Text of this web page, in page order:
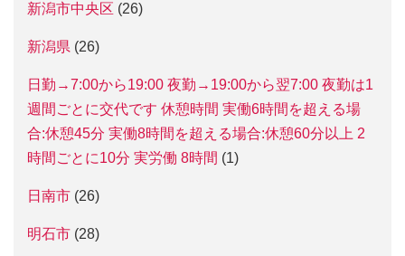
新潟市中央区 (26)
新潟県 (26)
日勤→7:00から19:00 夜勤→19:00から翌7:00 夜勤は1
週間ごとに交代です 休憩時間 実働6時間を超える場
合:休憩45分 実働8時間を超える場合:休憩60分以上 2
時間ごとに10分 実労働 8時間 (1)
日南市 (26)
明石市 (28)